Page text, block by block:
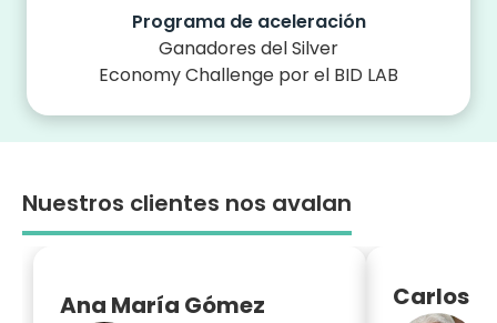
Programa de aceleración
Ganadores del Silver
Economy Challenge por el BID LAB
Nuestros clientes nos avalan
Ana María Gómez Carlos